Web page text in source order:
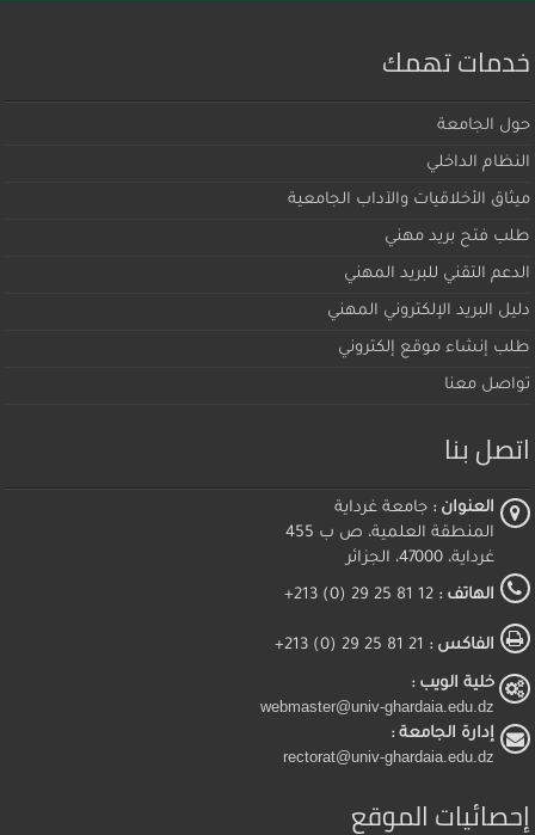
خدمات تهمك
حول الجامعة
النظام الداخلي
ميثاق اﻷخلاقيات والآداب الجامعية
طلب فتح بريد مهني
الدعم التقني للبريد المهني
دليل البريد الإلكتروني المهني
طلب إنشاء موقع إلكتروني
تواصل معنا
اتصل بنا
العنوان : جامعة غرداية
المنطقة العلمية، ص ب 455
غرداية، 47000، الجزائر
الهاتف : 12 81 25 29 (0) 213+
الفاكس :
خلية الويب :
webmaster@univ-ghardaia.edu.dz
إدارة الجامعة :
rectorat@univ-ghardaia.edu.dz
إحصائيات الموقع